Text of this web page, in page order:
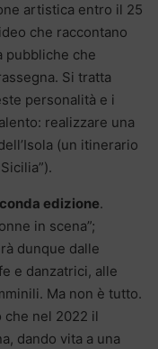
artistica entro il 25
che raccontano
pubbliche che
Si tratta
personalità e i
realizzare una
(un itinerario
edizione.
in scena”;
dunque dalle
e danzatrici, alle
Ma non è tutto.
che nel 2022 il
dando vita a una